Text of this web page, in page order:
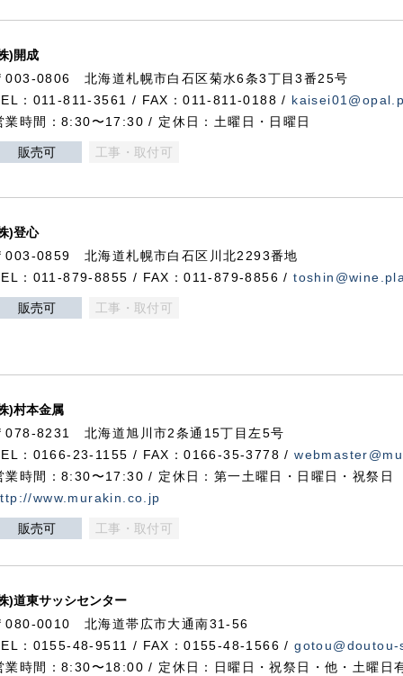
)開成
003-0806 北海道札幌市白石区菊水6条3丁目3番25号
：011-811-3561 / FAX：011-811-0188 /
業時間：8:30〜17:30 / 定休日：土曜日・日曜日
販売可 工事・取付可
)登心
003-0859 北海道札幌市白石区川北2293番地
：011-879-8855 / FAX：011-879-8856 /
販売可 工事・取付可
)村本金属
078-8231 北海道旭川市2条通15丁目左5号
：0166-23-1155 / FAX：0166-35-3778 /
業時間：8:30〜17:30 / 定休日：第一土曜日・日曜日・祝祭日
www.murakin.co.jp
販売可 工事・取付可
)道東サッシセンター
080-0010 北海道帯広市大通南31-56
：0155-48-9511 / FAX：0155-48-1566 /
業時間：8:30〜18:00 / 定休日：日曜日・祝祭日・他・土曜日